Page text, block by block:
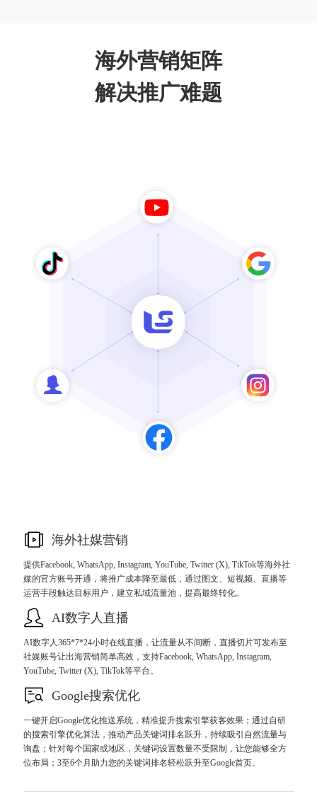
海外营销矩阵
解决推广难题
海外社媒营销
提供Facebook, WhatsApp, Instagram, YouTube, Twitter (X), TikTok等海外社
媒的官方账号开通，将推广成本降至最低，通过图文、短视频、直播等
运营手段触达目标用户，建立私域流量池，提高最终转化。
AI数字人直播
AI数字人365*7*24小时在线直播，让流量从不间断，直播切片可发布至
社媒账号让出海营销简单高效，支持Facebook, WhatsApp, Instagram,
YouTube, Twitter (X), TikTok等平台。
Google搜索优化
一键开启Google优化推送系统，精准提升搜索引擎获客效果；通过自研
的搜索引擎优化算法，推动产品关键词排名跃升，持续吸引自然流量与
询盘；针对每个国家或地区，关键词设置数量不受限制，让您能够全方
位布局；3至6个月助力您的关键词排名轻松跃升至Google首页。